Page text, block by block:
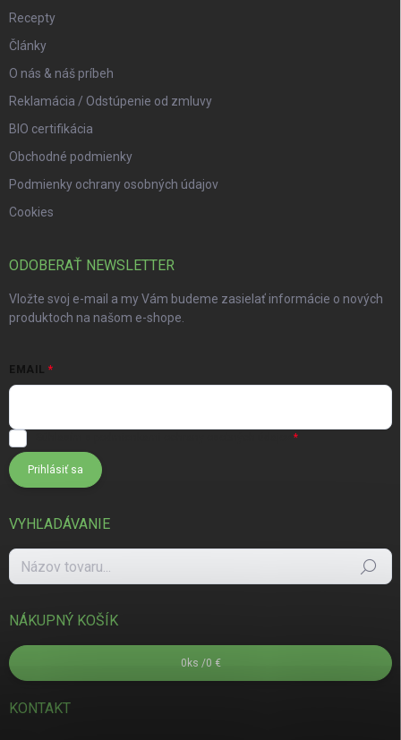
Recepty
Články
O nás & náš príbeh
Reklamácia / Odstúpenie od zmluvy
BIO certifikácia
Obchodné podmienky
Podmienky ochrany osobných údajov
Cookies
ODOBERAŤ NEWSLETTER
Vložte svoj e-mail a my Vám budeme zasielať informácie o nových
produktoch na našom e-shope.
EMAIL
Prihlásiť sa
VYHĽADÁVANIE
Hľadať
NÁKUPNÝ KOŠÍK
0 ks /0 €
KONTAKT